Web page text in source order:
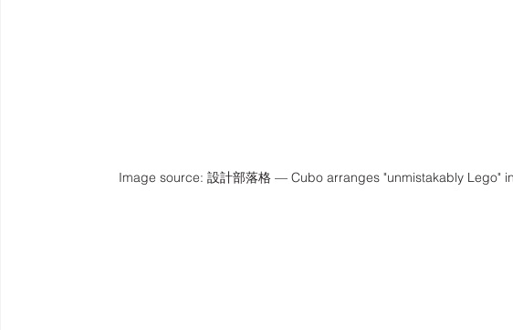
Image source: 設計部落格 — Cubo arranges "unmistakably Lego"